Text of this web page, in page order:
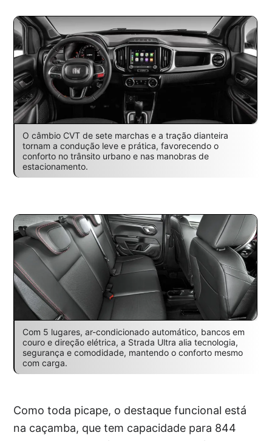
O câmbio CVT de sete marchas e a tração dianteira
tornam a condução leve e prática, favorecendo o
conforto no trânsito urbano e nas manobras de
estacionamento.
Com 5 lugares, ar-condicionado automático, bancos em
couro e direção elétrica, a Strada Ultra alia tecnologia,
segurança e comodidade, mantendo o conforto mesmo
com carga.
Como toda picape, o destaque funcional está
na caçamba, que tem capacidade para 844